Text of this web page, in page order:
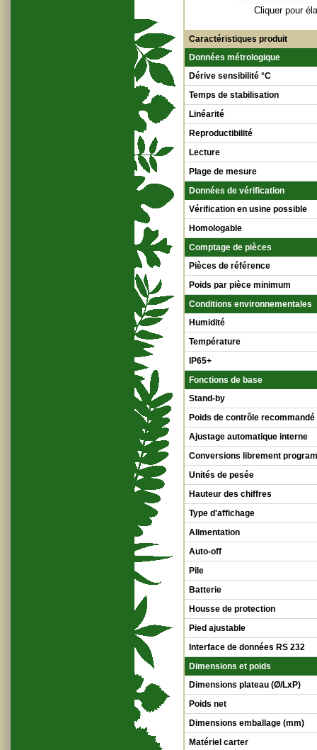
Cliquer pour
Caractéristiques produit
Données métrologique
Dérive sensibilité °C
Temps de stabilisation
Linéarité
Reproductibilité
Lecture
Plage de mesure
Données de vérification
Vérification en usine possible
Homologable
Comptage de pièces
Pièces de référence
Poids par pièce minimum
Conditions environnementales
Humidité
Température
IP65+
Fonctions de base
Stand-by
Poids de contrôle recommandé
Ajustage automatique interne
Conversions librement
Unités de pesée
Hauteur des chiffres
Type d'affichage
Alimentation
Auto-off
Pile
Batterie
Housse de protection
Pied ajustable
Interface de données RS 232
Dimensions et poids
Dimensions plateau (Ø/LxP)
Poids net
Dimensions emballage (mm)
Matériel carter